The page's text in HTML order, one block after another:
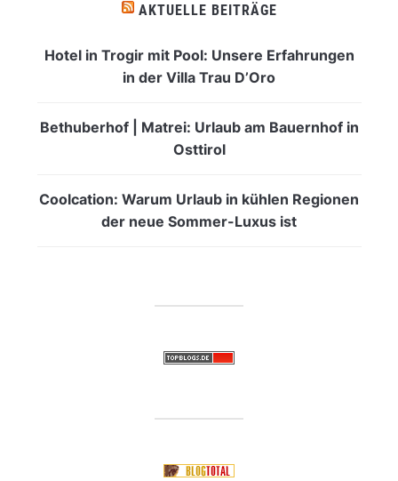
AKTUELLE BEITRÄGE
Hotel in Trogir mit Pool: Unsere Erfahrungen
in der Villa Trau D’Oro
Bethuberhof | Matrei: Urlaub am Bauernhof in
Osttirol
Coolcation: Warum Urlaub in kühlen Regionen
der neue Sommer-Luxus ist